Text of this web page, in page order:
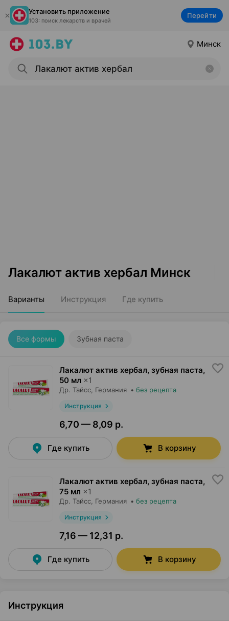
Установить приложение
103: поиск лекарств и врачей
Перейти
Минск
Лакалют актив хербал Минск
Варианты Инструкция Где купить
Все формы Зубная паста
Лакалют актив хербал, зубная паста,
50 мл ×1
Др. Тайсс , Германия • без рецепта
Инструкция
6,70 — 8,09 р.
Где купить В корзину
Лакалют актив хербал, зубная паста,
75 мл ×1
Др. Тайсс , Германия • без рецепта
Инструкция
7,16 — 12,31 р.
Где купить В корзину
Инструкция